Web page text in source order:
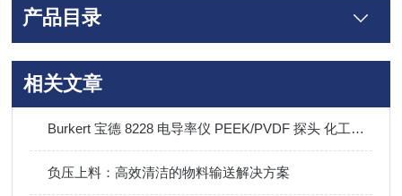
产品目录
相关文章
Burkert 宝德 8228 电导率仪 PEEK/PVDF 探头 化工制药清洗液浓度传感器
负压上料：高效清洁的物料输送解决方案